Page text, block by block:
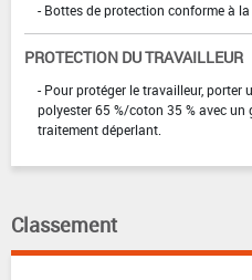
- Bottes de protection conforme à
PROTECTION DU TRAVAILLEUR
- Pour protéger le travailleur, porter
polyester 65 %/coton 35 % avec
traitement déperlant.
Classement